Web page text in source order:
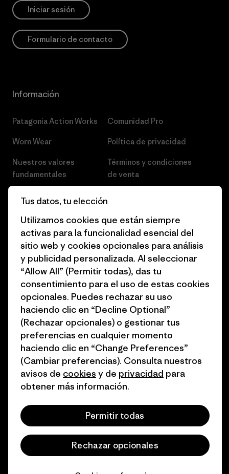
Iniciar sesión
Formulario de contacto
Información
Patagonia Action Works
Worn Wear
Nuestros valores
fundamentales
Business Unusual
Objetivos climáticos
1% for the Planet
Cómo financiamos
Tarjetas regalo
Encuentra una tienda
Comunidad Pro
Política de privacidad
Términos y condiciones
de venta
Empleo
Prensa
Programa para profesionales
del sector
Programa de afiliados
Mapa del sitio Patagonia
España
© 2026 Patagonia, Inc. Todos los derechos reservados.
Tus datos, tu elección
Utilizamos cookies que están siempre
activas para la funcionalidad esencial del
sitio web y cookies opcionales para análisis
y publicidad personalizada. Al seleccionar
“Allow All” (Permitir todas), das tu
consentimiento para el uso de estas cookies
opcionales. Puedes rechazar su uso
haciendo clic en “Decline Optional”
(Rechazar opcionales) o gestionar tus
preferencias en cualquier momento
haciendo clic en “Change Preferences”
(Cambiar preferencias). Consulta nuestros
avisos de cookies y de privacidad para
obtener más información.
Permitir todas
Rechazar opcionales